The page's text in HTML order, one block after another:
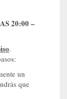
20:00 –
.
un
que